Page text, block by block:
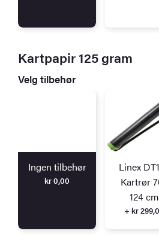
Kartpapir 125 gram
Velg tilbehør
Ingen tilbehør
kr0,00
Linex
Kartrør
124 cm
+ kr